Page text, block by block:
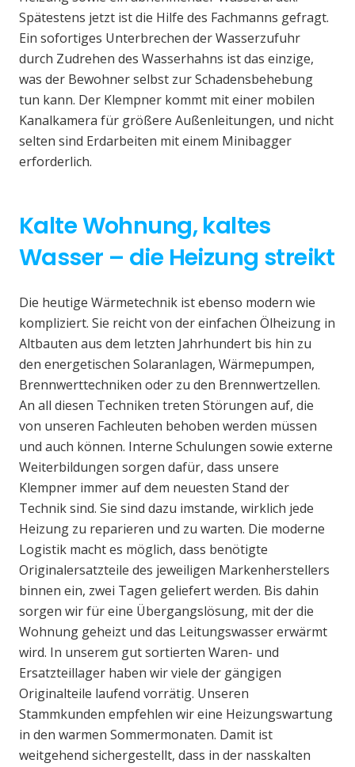
Spätestens jetzt ist die Hilfe des Fachmanns gefragt.
Ein sofortiges Unterbrechen der Wasserzufuhr
durch Zudrehen des Wasserhahns ist das einzige,
was der Bewohner selbst zur Schadensbehebung
tun kann. Der Klempner kommt mit einer mobilen
Kanalkamera für größere Außenleitungen, und nicht
selten sind Erdarbeiten mit einem Minibagger
erforderlich.
Kalte Wohnung, kaltes
Wasser – die Heizung streikt
Die heutige Wärmetechnik ist ebenso modern wie
kompliziert. Sie reicht von der einfachen Ölheizung in
Altbauten aus dem letzten Jahrhundert bis hin zu
den energetischen Solaranlagen, Wärmepumpen,
Brennwerttechniken oder zu den Brennwertzellen.
An all diesen Techniken treten Störungen auf, die
von unseren Fachleuten behoben werden müssen
und auch können. Interne Schulungen sowie externe
Weiterbildungen sorgen dafür, dass unsere
Klempner immer auf dem neuesten Stand der
Technik sind. Sie sind dazu imstande, wirklich jede
Heizung zu reparieren und zu warten. Die moderne
Logistik macht es möglich, dass benötigte
Originalersatzteile des jeweiligen Markenherstellers
binnen ein, zwei Tagen geliefert werden. Bis dahin
sorgen wir für eine Übergangslösung, mit der die
Wohnung geheizt und das Leitungswasser erwärmt
wird. In unserem gut sortierten Waren- und
Ersatzteillager haben wir viele der gängigen
Originalteile laufend vorrätig. Unseren
Stammkunden empfehlen wir eine Heizungswartung
in den warmen Sommermonaten. Damit ist
weitgehend sichergestellt, dass in der nasskalten